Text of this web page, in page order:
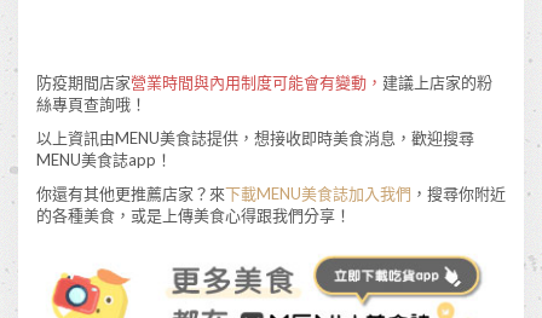
防疫期間店家營業時間與內用制度可能會有變動， 建議上店家的粉
絲專頁查詢哦！
以上資訊由MENU美食誌提供，想接收即時美食消息，歡迎搜尋
MENU美食誌app！
你還有其他更推薦店家？來下載MENU美食誌加入我們 ，搜尋你附近
的各種美食，或是上傳美食心得跟我們分享！